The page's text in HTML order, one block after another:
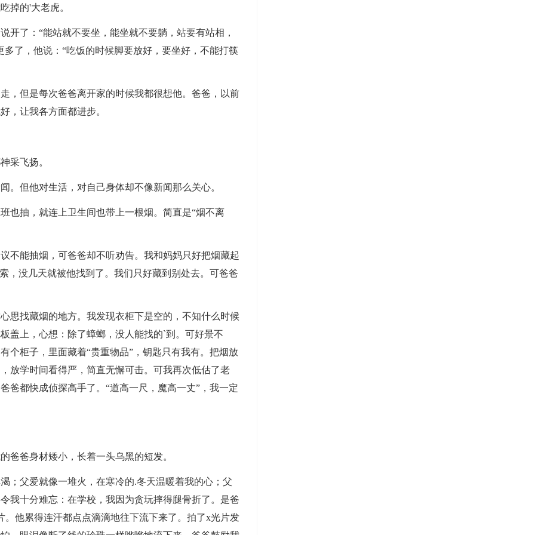
掉的'大老虎。
了：“能站就不要坐，能坐就不要躺，站要有站相，
了，他说：“吃饭的时候脚要放好，要坐好，不能打筷
但是每次爸爸离开家的时候我都很想他。爸爸，以前
，让我各方面都进步。
飞扬。
但他对生活，对自己身体却不像新闻那么关心。
抽，就连上卫生间也带上一根烟。简直是“烟不离
能抽烟，可爸爸却不听劝告。我和妈妈只好把烟藏起
，没几天就被他找到了。我们只好藏到别处去。可爸爸
找藏烟的地方。我发现衣柜下是空的，不知什么时候
盖上，心想：除了蟑螂，没人能找的`到。可好景不
个柜子，里面藏着“贵重物品”，钥匙只有我有。把烟放
放学时间看得严，简直无懈可击。可我再次低估了老
爸都快成侦探高手了。“道高一尺，魔高一丈”，我一定
爸身材矮小，长着一头乌黑的短发。
父爱就像一堆火，在寒冷的.冬天温暖着我的心；父
我十分难忘：在学校，我因为贪玩摔得腿骨折了。是爸
他累得连汗都点点滴滴地往下流下来了。拍了x光片发